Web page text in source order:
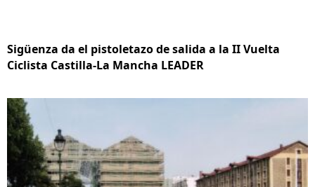
Sigüenza da el pistoletazo de salida a la II Vuelta
Ciclista Castilla-La Mancha LEADER